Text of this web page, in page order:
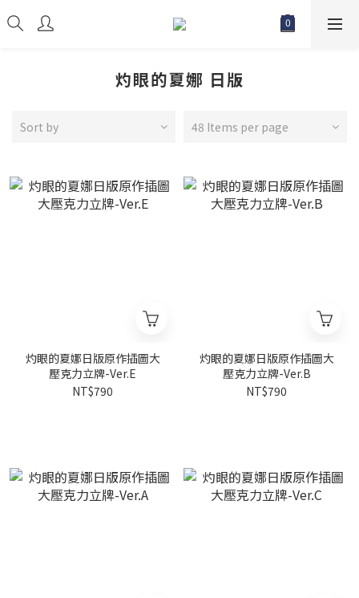
灼眼的夏娜 日版
Sort by 48 Items per page
灼眼的夏娜日版原作插圖大
壓克力立牌-Ver.E
NT$790
灼眼的夏娜日版原作插圖大
壓克力立牌-Ver.B
NT$790